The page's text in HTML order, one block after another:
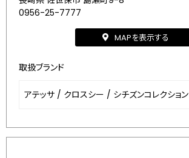
0956-25-7777
MAPを表示する
取扱ブランド
アテッサ / クロスシー / シチズンコレクション